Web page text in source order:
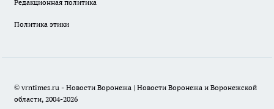
Редакционная политика
Политика этики
© vrntimes.ru - Новости Воронежа | Новости Воронежа и Воронежской
области, 2004-2026